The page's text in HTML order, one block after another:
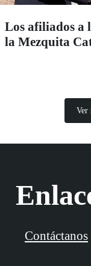
Los afiliados a
la Mezquita
Ver
Contáctanos